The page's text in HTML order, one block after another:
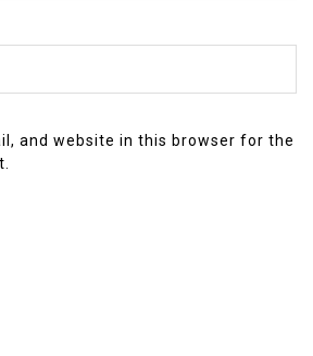
and website in this browser for the